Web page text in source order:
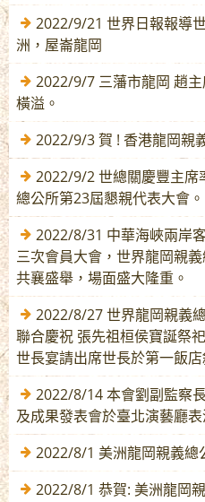
2022/9/21 世界日報報導
洲，屋崙龍岡
2022/9/7 三藩市龍岡 趙
橫溢。
2022/9/3 賀 ! 香港龍岡親
2022/9/2 世總關慶豐主席
總公所第23屆懇親代表大會。
2022/8/31 中華海峽兩岸
三次會員大會，世界龍岡親
共襄盛舉，場面盛大隆重。
2022/8/27 世界龍岡親義
聯合慶祝 張先祖桓侯寶誕祭
世長宴請出席世長於第一飯
2022/8/14 本會劉副監察
及成果發表會於臺北演藝廳表
2022/8/1 美洲龍岡親義總
2022/8/1 恭賀: 美洲龍岡